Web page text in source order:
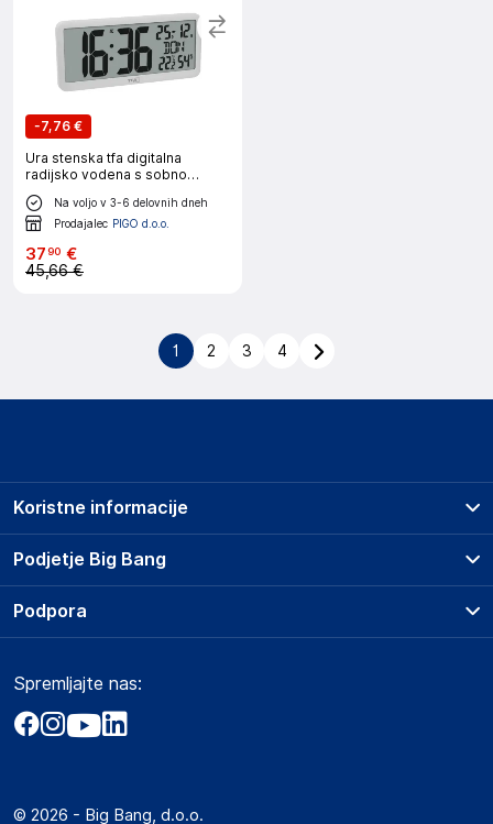
-7,76 €
Ura stenska tfa digitalna
radijsko vodena s sobno
temperaturo bela 60.4525.02
Na voljo v 3-6 delovnih dneh
Prodajalec PIGO d.o.o.
3790 €
45,66 €
1 2 3 4
Podjetje Big Bang
O podjetju
Obvestila za javnost
Akt o digitalnih storitvah
Marketplace za partnerje
Koristne informacije
Prodajna mesta
Storitve
Dostava, vnos in odvoz
Zavarovanje izdelkov
Podpora
Marketplace
Kako oddati naročilo?
Spremljajte nas:
© 2026 - Big Bang, d.o.o.